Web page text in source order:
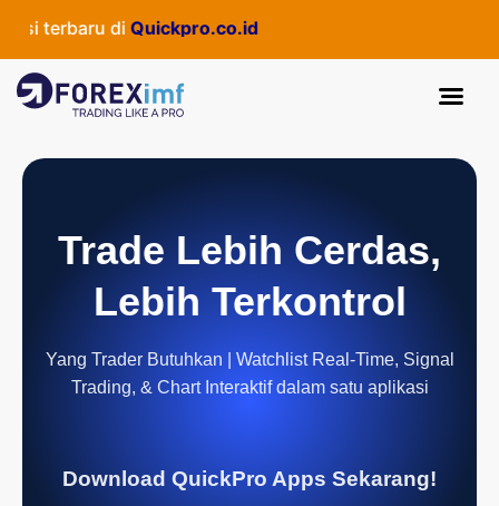
terbaru diQuickpro.co.id
Trade Lebih Cerdas,
Lebih Terkontrol
Yang Trader Butuhkan | Watchlist Real-Time, Signal
Trading, & Chart Interaktif dalam satu aplikasi
Download QuickPro Apps Sekarang!